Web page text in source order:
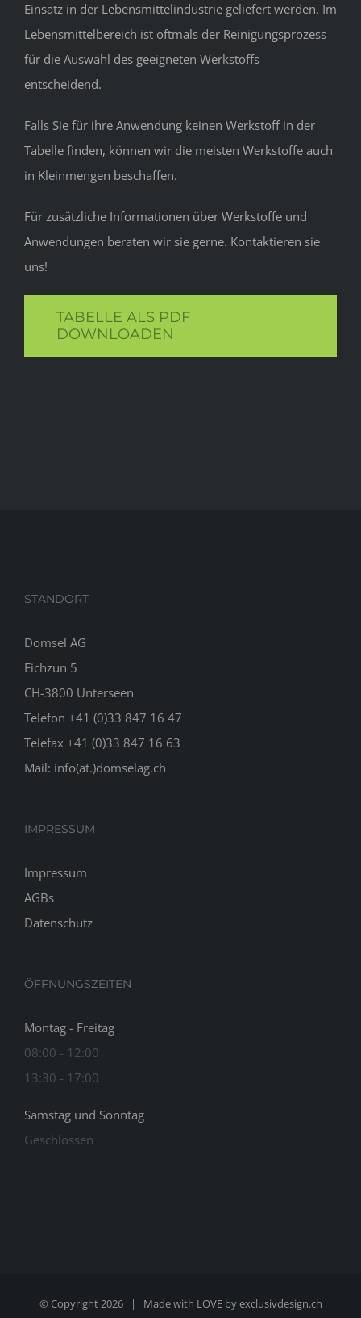
Einsatz in der Lebensmittelindustrie geliefert werden. Im
Lebensmittelbereich ist oftmals der Reinigungsprozess
für die Auswahl des geeigneten Werkstoffs
entscheidend.
Falls Sie für ihre Anwendung keinen Werkstoff in der
Tabelle finden, können wir die meisten Werkstoffe auch
in Kleinmengen beschaffen.
Für zusätzliche Informationen über Werkstoffe und
Anwendungen beraten wir sie gerne. Kontaktieren sie
uns!
TABELLE ALS PDF
DOWNLOADEN
STANDORT
Domsel AG
Eichzun 5
CH-3800 Unterseen
Telefon +41 (0)33 847 16 47
Telefax +41 (0)33 847 16 63
Mail: info(at.)domselag.ch
IMPRESSUM
Impressum
AGBs
Datenschutz
ÖFFNUNGSZEITEN
Montag - Freitag
08:00 - 12:00
13:30 - 17:00
Samstag und Sonntag
Geschlossen
© Copyright2026 | Made with LOVE byexclusivdesign.ch